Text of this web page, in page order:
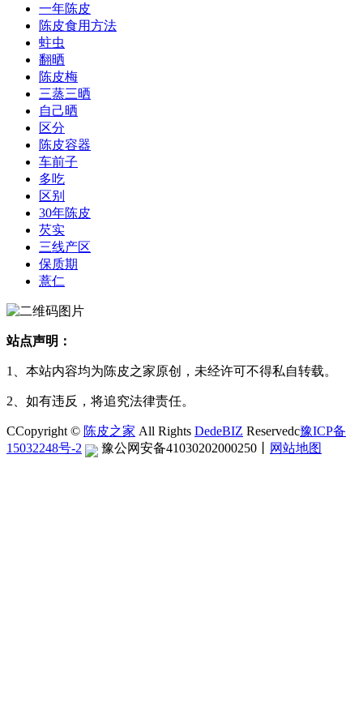
一年陈皮
陈皮食用方法
蛀虫
翻晒
陈皮梅
三蒸三晒
自己晒
区分
陈皮容器
车前子
多吃
区别
30年陈皮
芡实
三线产区
保质期
薏仁
站点声明：
1、本站内容均为陈皮之家原创，未经许可不得私自转载。
2、如有违反，将追究法律责任。
CCopyright © 陈皮之家 All Rights DedeBIZ Reservedc豫ICP备
15032248号-2
豫公网安备41030202000250 网站地图